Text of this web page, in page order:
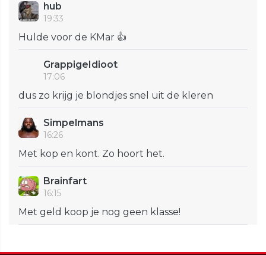
hub
19:33
Hulde voor de KMar 👍
GrappigeIdioot
17:06
dus zo krijg je blondjes snel uit de kleren
Simpelmans
16:26
Met kop en kont. Zo hoort het.
Brainfart
16:15
Met geld koop je nog geen klasse!